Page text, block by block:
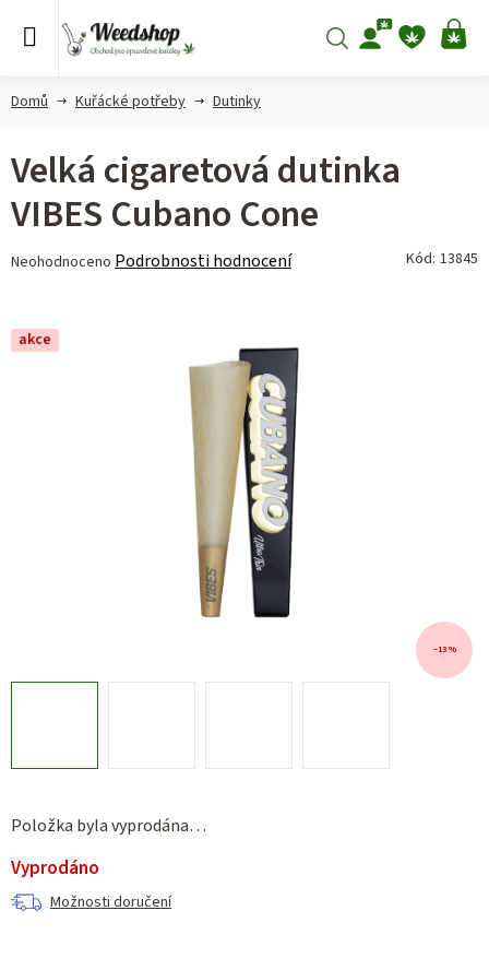
Hledat
Domů Kuřácké potřeby Dutinky
Položka byla vyprodána…
Vyprodáno
Možnosti doručení
Velká cigaretová dutinka
VIBES Cubano Cone
Průměrné
je
0,0
Neohodnoceno Podrobnosti hodnocení Kód: 13845
akce
–13 %